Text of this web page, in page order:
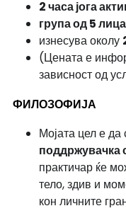
2 часа јога
група од 5 лица
изнесува околу
(Цената е
зависност од
ФИЛОЗОФИЈА
Мојата цел е да
поддржувачка
практичар ќе
тело, здив и
кон личните